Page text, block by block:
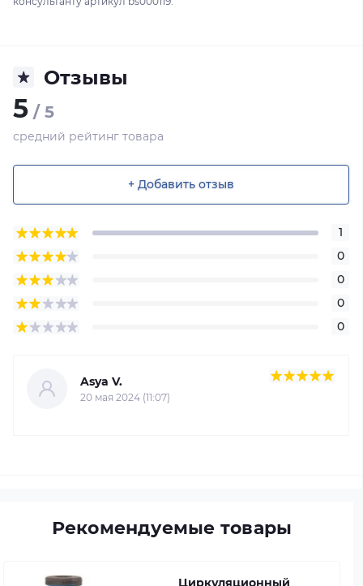
Отзывы
5 / 5
средний рейтинг товара
+ Добавить отзыв
1
0
0
0
0
Asya V.
20 мая 2024 (11:07)
Рекомендуемые товары
Циркуляционный